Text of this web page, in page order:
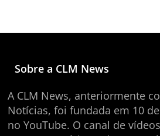
Sobre a CLM News
A CLM News, anteriormente
Notícias, foi fundada em 10
no YouTube. O canal de